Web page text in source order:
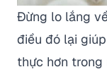
Đừng lo lắng
điều đó lại
thực hơn trong